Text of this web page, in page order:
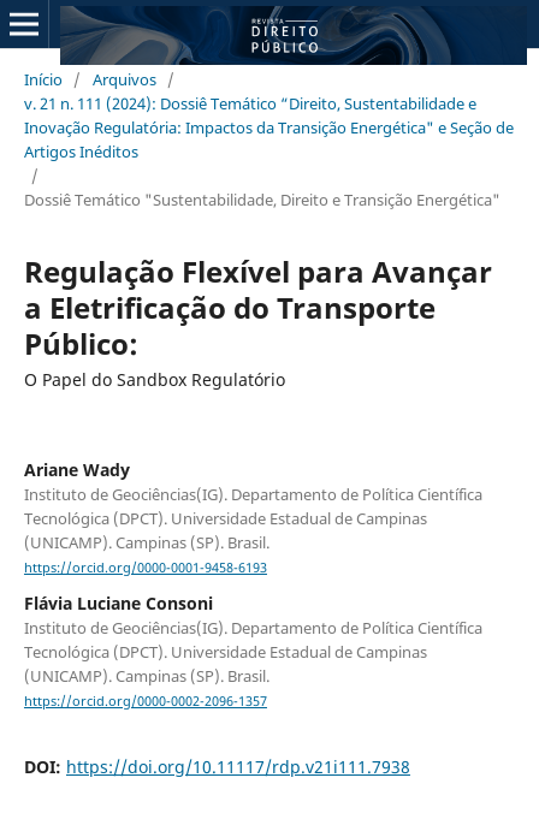
Início / Arquivos /
v. 21 n. 111 (2024): Dossiê Temático “Direito, Sustentabilidade e
Inovação Regulatória: Impactos da Transição Energética" e Seção de
Artigos Inéditos
/
Dossiê Temático "Sustentabilidade, Direito e Transição Energética"
Regulação Flexível para Avançar
a Eletrificação do Transporte
Público:
O Papel do Sandbox Regulatório
Ariane Wady
Instituto de Geociências(IG). Departamento de Política Científica
Tecnológica (DPCT). Universidade Estadual de Campinas
(UNICAMP). Campinas (SP). Brasil.
https://orcid.org/0000-0001-9458-6193
Flávia Luciane Consoni
Instituto de Geociências(IG). Departamento de Política Científica
Tecnológica (DPCT). Universidade Estadual de Campinas
(UNICAMP). Campinas (SP). Brasil.
https://orcid.org/0000-0002-2096-1357
DOI: https://doi.org/10.11117/rdp.v21i111.7938